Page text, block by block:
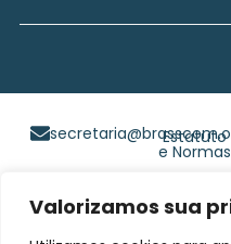
Valorizamos sua
Estatuto
e Normas